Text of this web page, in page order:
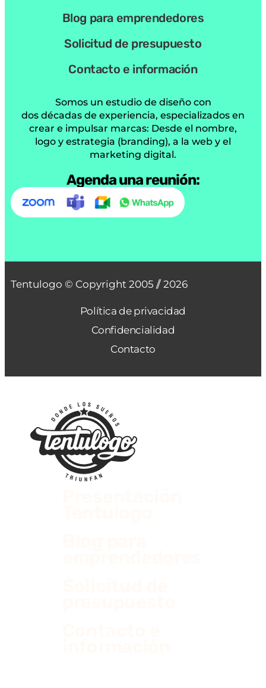
Blog para emprendedores
Solicitud de presupuesto
Contacto e información
Somos un estudio de diseño con
dos décadas de experiencia, especializados en
crear e impulsar marcas: Desde el nombre,
logo y estrategia (branding), a la web y el
marketing digital.
Agenda una reunión:
Tentulogo © Copyright 2005 // 2026
Política de privacidad
Confidencialidad
Contacto